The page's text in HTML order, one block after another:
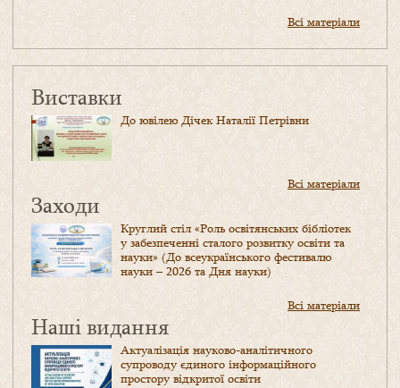
Всі матеріали
Виставки
До ювілею Дічек Наталії Петрівни
Всі матеріали
Заходи
Круглий стіл «Роль освітянських бібліотек
у забезпеченні сталого розвитку освіти та
науки» (До всеукраїнського фестивалю
науки – 2026 та Дня науки)
Всі матеріали
Наші видання
Актуалізація науково-аналітичного
супроводу єдиного інформаційного
простору відкритої освіти